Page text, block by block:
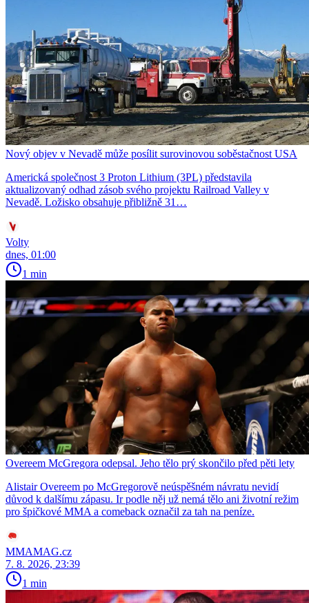
Nový objev v Nevadě může posílit surovinovou soběstačnost USA
Americká společnost 3 Proton Lithium (3PL) představila
aktualizovaný odhad zásob svého projektu Railroad Valley v
Nevadě. Ložisko obsahuje přibližně 31…
Volty
dnes, 01:00
1 min
Overeem McGregora odepsal. Jeho tělo prý skončilo před pěti lety
Alistair Overeem po McGregorově neúspěšném návratu nevidí
důvod k dalšímu zápasu. Ir podle něj už nemá tělo ani životní režim
pro špičkové MMA a comeback označil za tah na peníze.
MMAMAG.cz
7. 8. 2026, 23:39
1 min